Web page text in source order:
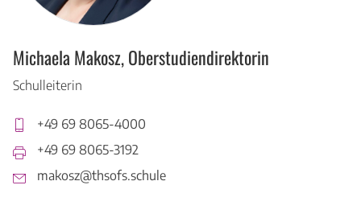
Michaela Makosz, Oberstudiendirektorin
Schulleiterin
+49 69 8065-4000
+49 69 8065-3192
makosz@thsofs.schule